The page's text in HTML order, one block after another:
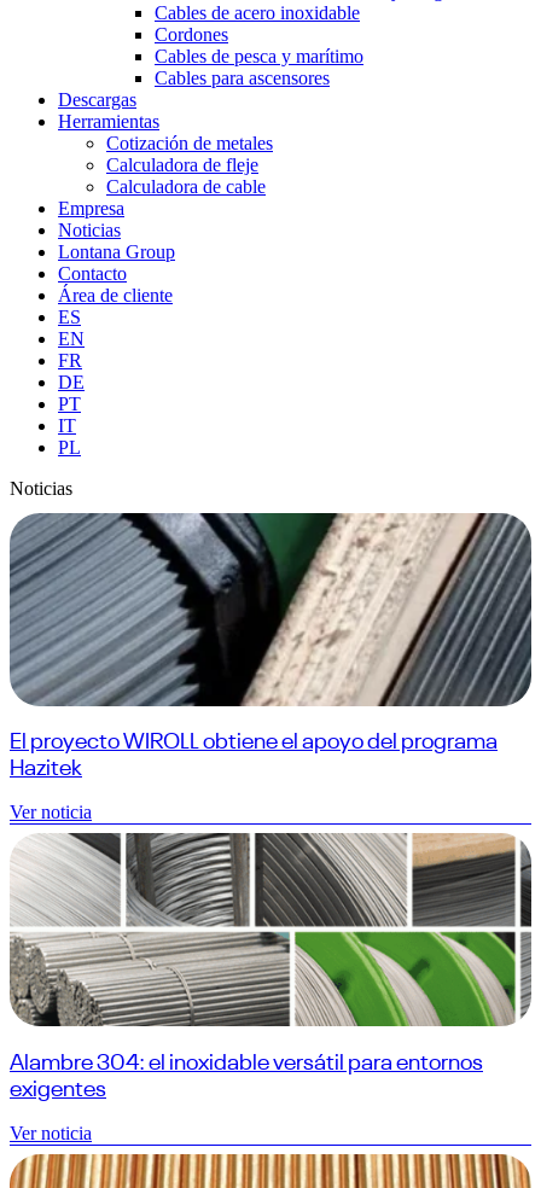
Cables de acero inoxidable
Cordones
Cables de pesca y marítimo
Cables para ascensores
Descargas
Herramientas
Cotización de metales
Calculadora de fleje
Calculadora de cable
Empresa
Noticias
Lontana Group
Contacto
Área de cliente
ES
EN
FR
DE
PT
IT
PL
Noticias
El proyecto WIROLL obtiene el apoyo del programa
Hazitek
Ver noticia
Alambre 304: el inoxidable versátil para entornos
exigentes
Ver noticia